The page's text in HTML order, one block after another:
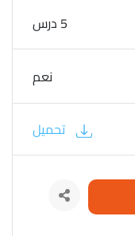
5 درس
نعم
تحميل